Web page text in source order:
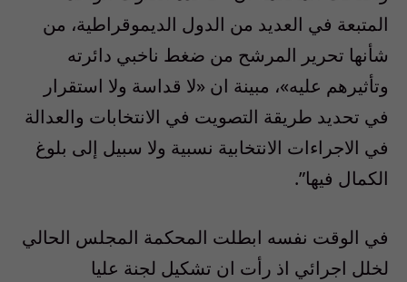
المتبعة في العديد من الدول الديموقراطية، من
شأنها تحرير المرشح من ضغط ناخبي دائرته
وتأثيرهم عليه»، مبينة ان «لا قداسة ولا استقرار
في تحديد طريقة التصويت في الانتخابات والعدالة
في الاجراءات الانتخابية نسبية ولا سبيل إلى بلوغ
الكمال فيها”.
في الوقت نفسه ابطلت المحكمة المجلس الحالي
لخلل اجرائي اذ رأت ان تشكيل لجنة عليا